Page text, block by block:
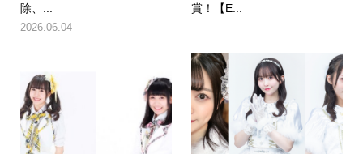
除、...
2026.06.04
賞！【E...